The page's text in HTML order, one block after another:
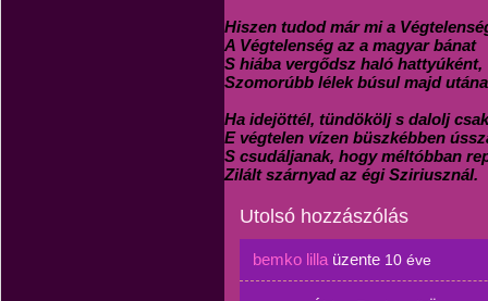
Hiszen tudod már mi a
A Végtelenség az a magyar bánat
S hiába vergődsz haló hattyúként,
Szomorúbb lélek búsul majd
Ha idejöttél, tündökölj s dalolj
E végtelen vízen büszkébben
S csudáljanak, hogy méltóbban
Zilált szárnyad az égi Sziriusznál.
Utolsó hozzászólás
bemko lilla üzente 10 éve